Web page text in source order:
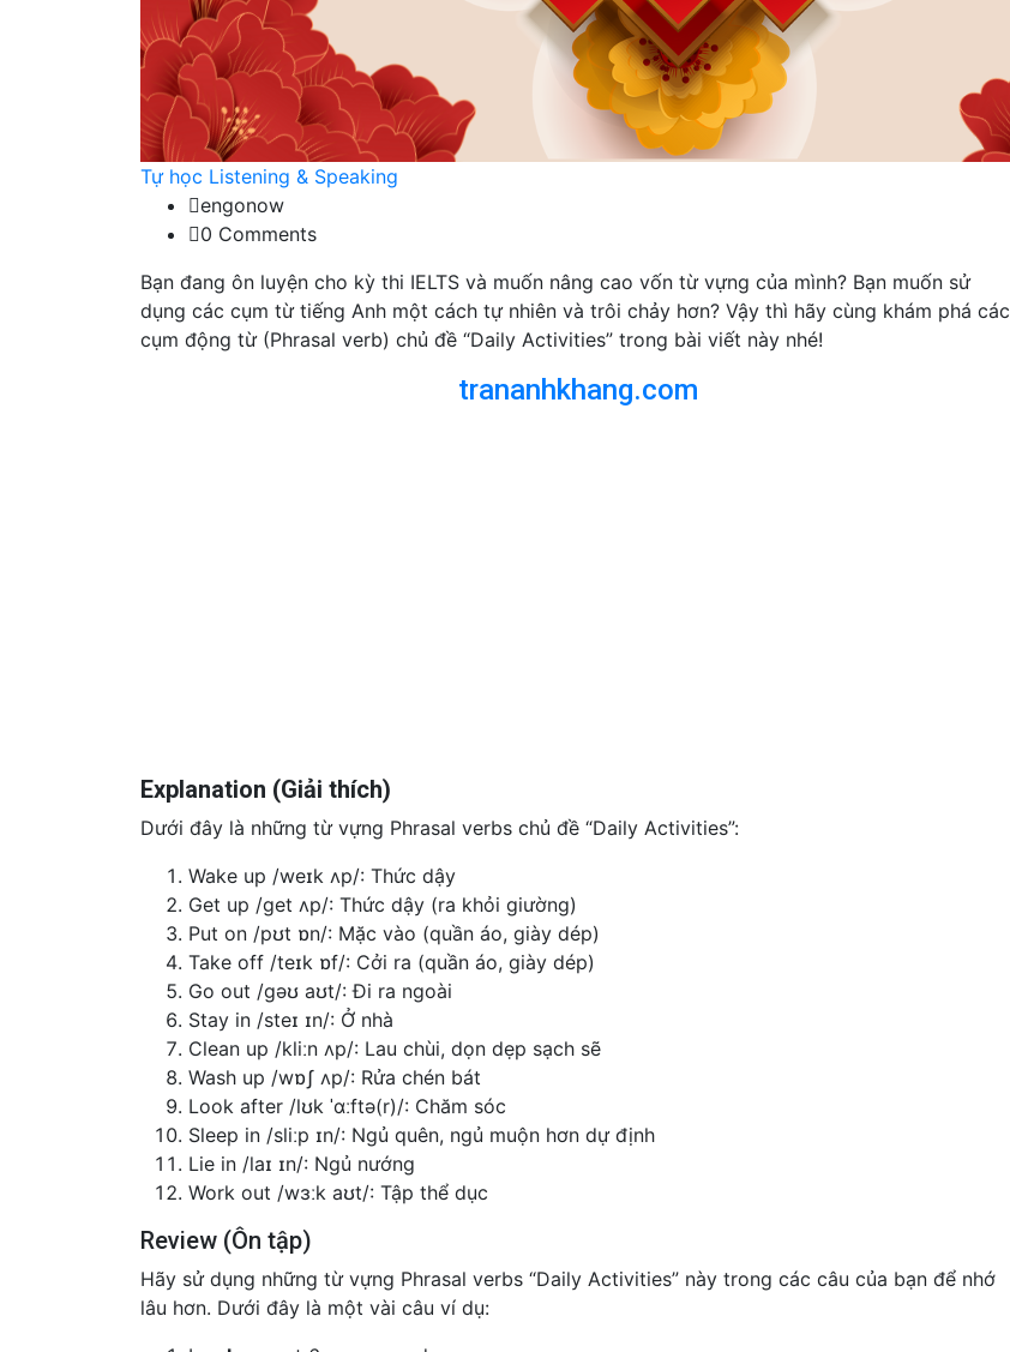
Tự học Listening & Speaking
engonow
0 Comments
Bạn đang ôn luyện cho kỳ thi IELTS và muốn nâng cao vốn từ vựng của mình? Bạn muốn sử
dụng các cụm từ tiếng Anh một cách tự nhiên và trôi chảy hơn? Vậy thì hãy cùng khám phá các
cụm động từ (Phrasal verb) chủ đề “Daily Activities” trong bài viết này nhé!
trananhkhang.com
Explanation (Giải thích)
Dưới đây là những từ vựng Phrasal verbs chủ đề “Daily Activities”:
Wake up /weɪk ʌp/: Thức dậy
Get up /ɡet ʌp/: Thức dậy (ra khỏi giường)
Put on /pʊt ɒn/: Mặc vào (quần áo, giày dép)
Take off /teɪk ɒf/: Cởi ra (quần áo, giày dép)
Go out /ɡəʊ aʊt/: Đi ra ngoài
Stay in /steɪ ɪn/: Ở nhà
Clean up /kliːn ʌp/: Lau chùi, dọn dẹp sạch sẽ
Wash up /wɒʃ ʌp/: Rửa chén bát
Look after /lʊk ˈɑːftə(r)/: Chăm sóc
Sleep in /sliːp ɪn/: Ngủ quên, ngủ muộn hơn dự định
Lie in /laɪ ɪn/: Ngủ nướng
Work out /wɜːk aʊt/: Tập thể dục
Review (Ôn tập)
Hãy sử dụng những từ vựng Phrasal verbs “Daily Activities” này trong các câu của bạn để nhớ
lâu hơn. Dưới đây là một vài câu ví dụ: